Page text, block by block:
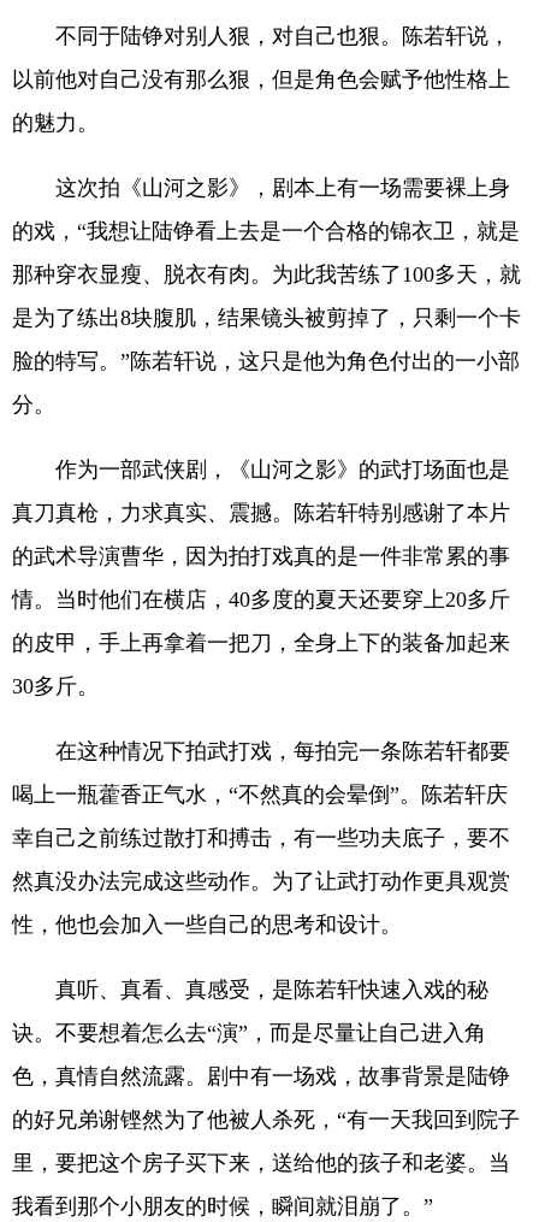
不同于陆铮对别人狠，对自己也狠。陈若轩说，
以前他对自己没有那么狠，但是角色会赋予他性格上
的魅力。
这次拍《山河之影》，剧本上有一场需要裸上身
的戏，“我想让陆铮看上去是一个合格的锦衣卫，就是
那种穿衣显瘦、脱衣有肉。为此我苦练了100多天，就
是为了练出8块腹肌，结果镜头被剪掉了，只剩一个卡
脸的特写。”陈若轩说，这只是他为角色付出的一小部
分。
作为一部武侠剧，《山河之影》的武打场面也是
真刀真枪，力求真实、震撼。陈若轩特别感谢了本片
的武术导演曹华，因为拍打戏真的是一件非常累的事
情。当时他们在横店，40多度的夏天还要穿上20多斤
的皮甲，手上再拿着一把刀，全身上下的装备加起来
30多斤。
在这种情况下拍武打戏，每拍完一条陈若轩都要
喝上一瓶藿香正气水，“不然真的会晕倒”。陈若轩庆
幸自己之前练过散打和搏击，有一些功夫底子，要不
然真没办法完成这些动作。为了让武打动作更具观赏
性，他也会加入一些自己的思考和设计。
真听、真看、真感受，是陈若轩快速入戏的秘
诀。不要想着怎么去“演”，而是尽量让自己进入角
色，真情自然流露。剧中有一场戏，故事背景是陆铮
的好兄弟谢铿然为了他被人杀死，“有一天我回到院子
里，要把这个房子买下来，送给他的孩子和老婆。当
我看到那个小朋友的时候，瞬间就泪崩了。”